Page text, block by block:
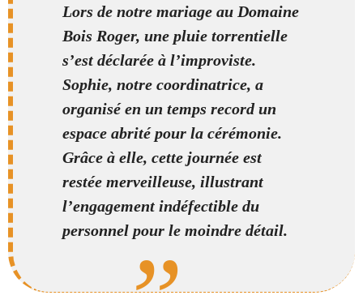
Lors de notre mariage au Domaine
Bois Roger, une pluie torrentielle
s’est déclarée à l’improviste.
Sophie, notre coordinatrice, a
organisé en un temps record un
espace abrité pour la cérémonie.
Grâce à elle, cette journée est
restée merveilleuse, illustrant
l’engagement indéfectible du
personnel pour le moindre détail.